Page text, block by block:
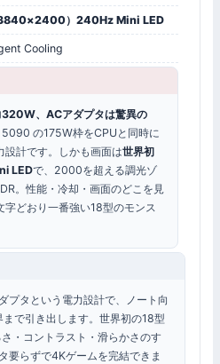
）240Hz Mini LED
Cooling
320W、ACアダプタは驚異の
5090 の175W枠をCPUと同時に
設計です。しかも画面は世界初
LEDで、2000を超える調光ゾ
。性能・冷却・画面のどこを見
字どおり一番強い18型のモンス
タという電力設計で、ノート向
で引き出します。世界初の18型
・コントラスト・滑らかさのす
要らずで4Kゲームを完結できま